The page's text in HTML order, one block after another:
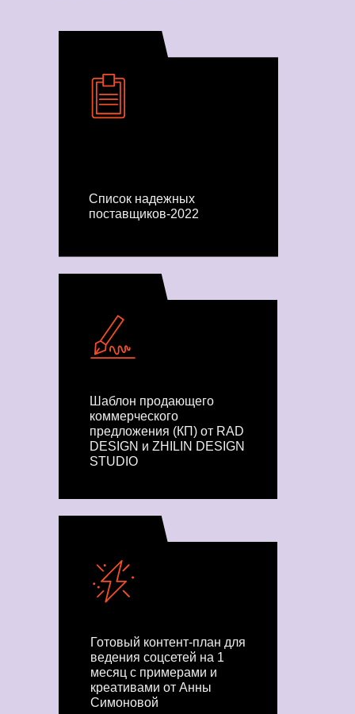
Список надежных
поставщиков-2022
Шаблон продающего
коммерческого
предложения (КП) от RAD
DESIGN и ZHILIN DESIGN
STUDIO
Готовый контент-план для
ведения соцсетей на 1
месяц с примерами и
креативами от Анны
Симоновой